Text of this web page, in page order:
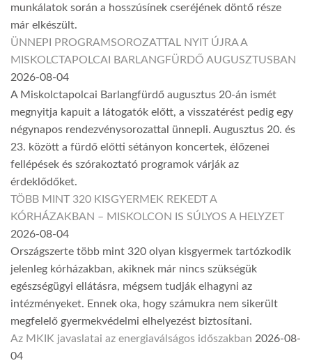
munkálatok során a hosszúsínek cseréjének döntő része
már elkészült.
ÜNNEPI PROGRAMSOROZATTAL NYIT ÚJRA A
MISKOLCTAPOLCAI BARLANGFÜRDŐ AUGUSZTUSBAN
2026-08-04
A Miskolctapolcai Barlangfürdő augusztus 20-án ismét
megnyitja kapuit a látogatók előtt, a visszatérést pedig egy
négynapos rendezvénysorozattal ünnepli. Augusztus 20. és
23. között a fürdő előtti sétányon koncertek, élőzenei
fellépések és szórakoztató programok várják az
érdeklődőket.
TÖBB MINT 320 KISGYERMEK REKEDT A
KÓRHÁZAKBAN – MISKOLCON IS SÚLYOS A HELYZET
2026-08-04
Országszerte több mint 320 olyan kisgyermek tartózkodik
jelenleg kórházakban, akiknek már nincs szükségük
egészségügyi ellátásra, mégsem tudják elhagyni az
intézményeket. Ennek oka, hogy számukra nem sikerült
megfelelő gyermekvédelmi elhelyezést biztosítani.
Az MKIK javaslatai az energiaválságos időszakban 2026-08-
04